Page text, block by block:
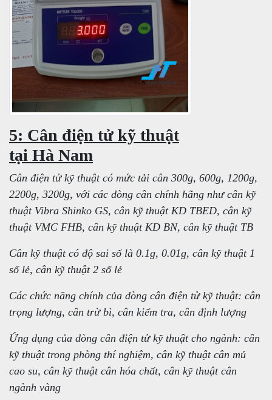
5: Cân điện tử kỹ thuật
tại Hà Nam
Cân điện tử kỹ thuật có mức tải cân 300g, 600g, 1200g,
2200g, 3200g, với các dòng cân chính hãng như cân kỹ
thuật Vibra Shinko GS, cân kỹ thuật KD TBED, cân kỹ
thuật VMC FHB, cân kỹ thuật KD BN, cân kỹ thuật TB
Cân kỹ thuật có độ sai số là 0.1g, 0.01g, cân kỹ thuật 1
số lẻ, cân kỹ thuật 2 số lẻ
Các chức năng chính của dòng cân điện tử kỹ thuật: cân
trọng lượng, cân trừ bì, cân kiểm tra, cân định lượng
Ứng dụng của dòng cân điện tử kỹ thuật cho ngành: cân
kỹ thuật trong phòng thí nghiệm, cân kỹ thuật cân mủ
cao su, cân kỹ thuật cân hóa chất, cân kỹ thuật cân
ngành vàng